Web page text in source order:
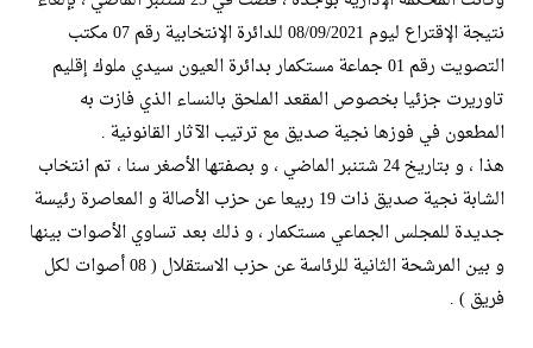
نتيجة الإقتراع ليوم 08/09/2021 للدائرة الإنتخابية رقم 07 مكتب
التصويت رقم 01 جماعة مستكمار بدائرة العيون سيدي ملوك إقليم
تاوريرت جزئيا بخصوص المقعد الملحق بالنساء الذي فازت به
المطعون في فوزها نجية صديق مع ترتيب الآثار القانونية .
هذا ، و بتاريخ 24 شتنبر الماضي ، و بصفتها الأصغر سنا ، تم انتخاب
الشابة نجية صديق ذات 19 ربيعا عن حزب الأصالة و المعاصرة رئيسة
جديدة للمجلس الجماعي مستكمار ، و ذلك بعد تساوي الأصوات بينها
و بين المرشحة الثانية للرئاسة عن حزب الاستقلال ( 08 أصوات لكل
فريق ) .